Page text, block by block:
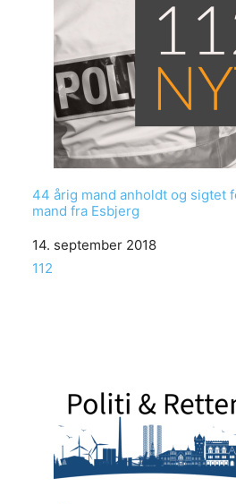
44 årig mand anholdt og sigtet
mand fra Esbjerg
Date
14. september 2018
In relation to
112